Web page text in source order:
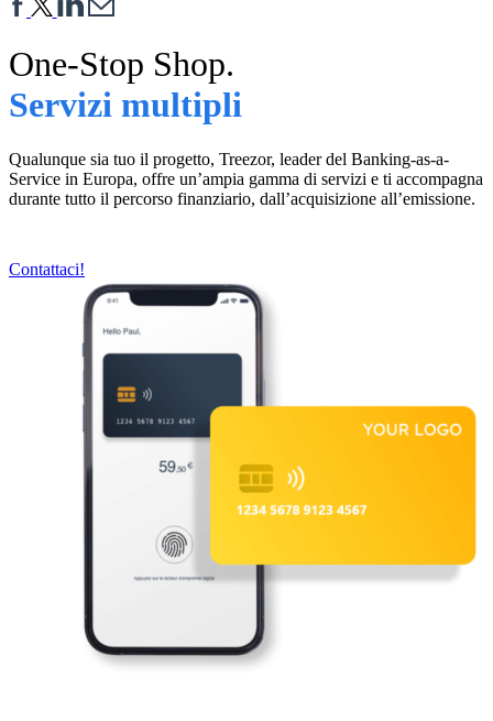
One-Stop Shop.
Servizi multipli
Qualunque sia tuo il progetto, Treezor, leader del Banking-as-a-
Service in Europa, offre un’ampia gamma di servizi e ti accompagna
durante tutto il percorso finanziario, dall’acquisizione all’emissione.
Contattaci!